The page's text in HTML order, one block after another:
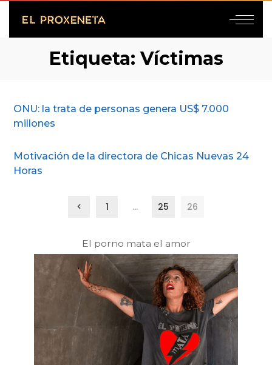
Etiqueta: Víctimas
ONU: la trata de personas genera US$ 7.000
millones
Motivación de la directora de Chicas Nuevas 24
Horas
1 … 25 26
El porno mata el amor